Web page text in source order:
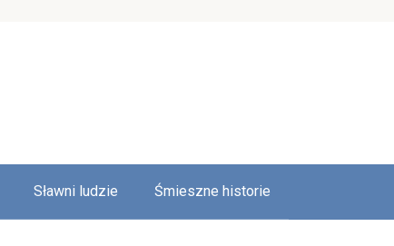
Sławni ludzie Śmieszne historie